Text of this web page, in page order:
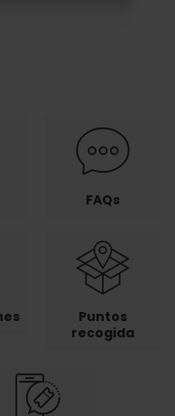
FAQs
Puntos
recogida